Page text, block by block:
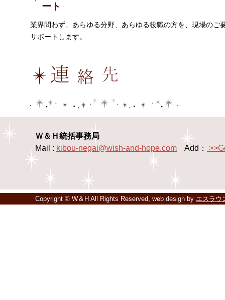
ート
業界問わず、あらゆる分野、あらゆる役職の方を、現場のご
サポートします。
Ｗ＆Ｈ統括事務局
Mail : kibou-negai@wish-and-hope.com Add：
Copyright © W＆H All Rights Reserved, web design by エスラウ